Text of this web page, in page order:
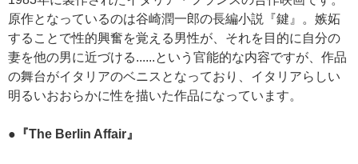
原作となっているのは谷崎潤一郎の長編小説『鍵』。嫉妬
することで性的興奮を覚える男性が、それを目的に自分の
妻を他の男に近づける......という官能的な内容ですが、作品
の舞台がイタリアのベニスとなっており、イタリアらしい
明るいおおらかに性を描いた作品になっています。
●『The Berlin Affair』